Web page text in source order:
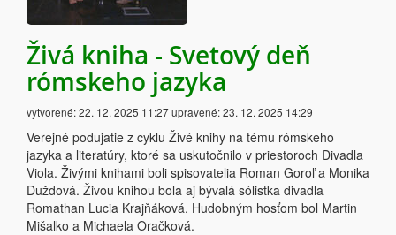
Živá kniha - Svetový deň
rómskeho jazyka
vytvorené:22. 12. 2025 11:27upravené:23. 12. 2025 14:29
Verejné podujatie z cyklu Živé knihy na tému rómskeho
jazyka a literatúry, ktoré sa uskutočnilo v priestoroch Divadla
Viola. Živými knihami boli spisovatelia Roman Goroľ a Monika
Duždová. Živou knihou bola aj bývalá sólistka divadla
Romathan Lucia Krajňáková. Hudobným hosťom bol Martin
Mišalko a Michaela Oračková.